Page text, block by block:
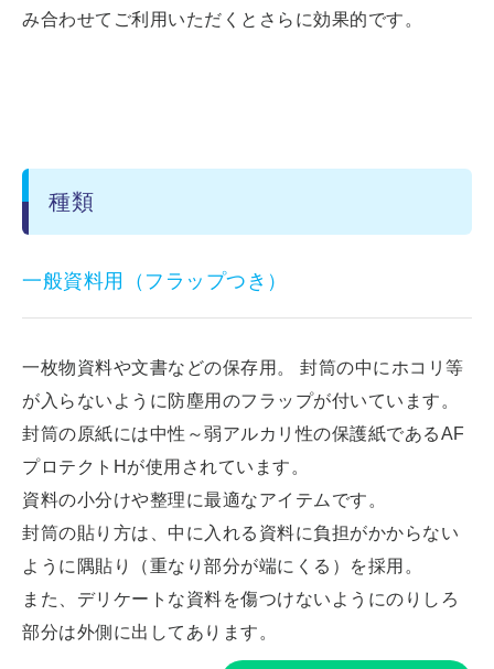
み合わせてご利用いただくとさらに効果的です。
種類
一般資料用（フラップつき）
一枚物資料や文書などの保存用。 封筒の中にホコリ等
が入らないように防塵用のフラップが付いています。
封筒の原紙には中性～弱アルカリ性の保護紙であるAF
プロテクトHが使用されています。
資料の小分けや整理に最適なアイテムです。
封筒の貼り方は、中に入れる資料に負担がかからない
ように隅貼り（重なり部分が端にくる）を採用。
また、デリケートな資料を傷つけないようにのりしろ
部分は外側に出してあります。